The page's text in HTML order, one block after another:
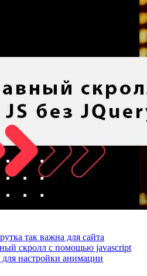
так важна для сайта
скролл с помощью javascript
настройки анимации